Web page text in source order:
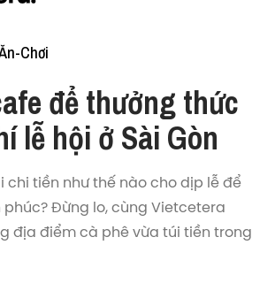
Chơi
để thưởng thức
lễ hội ở Sài Gòn
chi tiền như thế nào cho dịp lễ để
Đừng lo, cùng Vietcetera
địa điểm cà phê vừa túi tiền trong